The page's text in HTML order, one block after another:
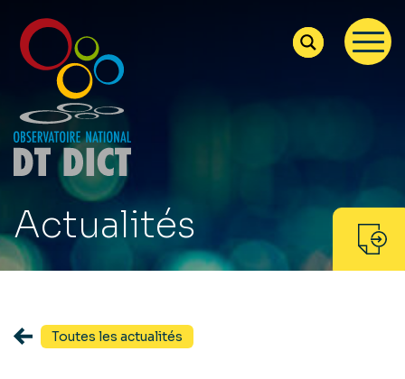
Actualités
Toutes les actualités